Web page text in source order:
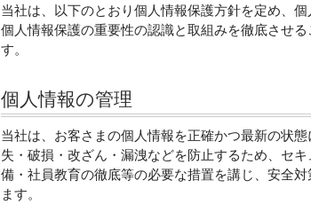
当社は、以下のとおり個人情報保護方針を定め、
個人情報保護の重要性の認識と取組みを徹底させ
す。
個人情報の管理
当社は、お客さまの個人情報を正確かつ最新の状
失・破損・改ざん・漏洩などを防止するため、セ
備・社員教育の徹底等の必要な措置を講じ、安全
ます。